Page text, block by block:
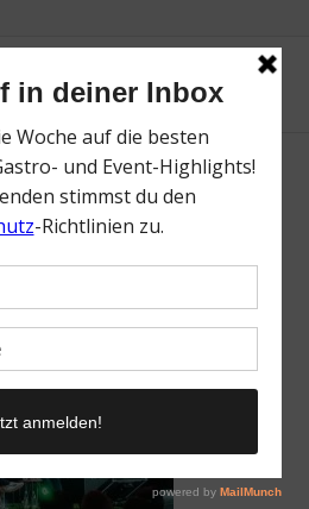
Festival | Mr. Düsseldorf |